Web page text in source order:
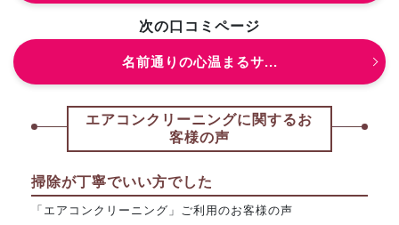
次の口コミページ
名前通りの心温まるサ...
エアコンクリーニングに関するお
客様の声
掃除が丁寧でいい方でした
「エアコンクリーニング」ご利用のお客様の声